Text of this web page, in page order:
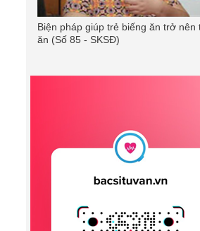
Biện pháp giúp trẻ biếng ăn trở nên
ăn (Số 85 - SKSĐ)